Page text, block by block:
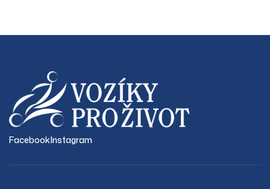
FacebookInstagram